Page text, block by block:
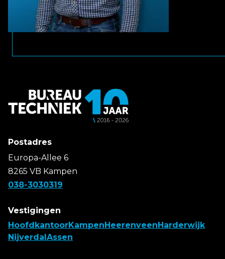
Postadres
Europa-Allee 6
8265 VB Kampen
038-3030319
Vestigingen
HoofdkantoorKampen Heerenveen Harderwijk
Nijverdal Assen